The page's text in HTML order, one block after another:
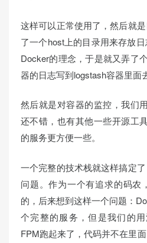
这样可以正常使用了，然后就
了一个host上的目录用来存放
Docker的理念，于是就又弄了
器的日志写到logstash容器里面去
然后就是对容器的监控，我们
还不错，也有其他一些开源工
的服务更方便一些。
一个完整的技术栈就这样搞定
问题。作为一个有追求的码农
的，后来想到这样一个问题：
个完整的服务，但是我们的
FPM跑起来了，代码并不在里